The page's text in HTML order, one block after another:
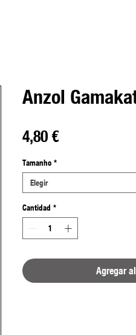
Anzol
4,80 €Precio
Tamanho *
Elegir
Cantidad *
Agregar